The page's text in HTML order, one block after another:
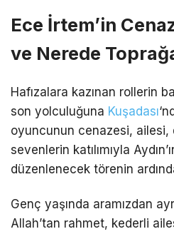
Ece İrtem’in
ve Nerede
Hafızalara kazınan rollerin
son yolculuğuna Kuşadası
oyuncunun cenazesi, ailesi,
sevenlerin katılımıyla
düzenlenecek törenin
Genç yaşında aramızdan
Allah’tan rahmet, kederli